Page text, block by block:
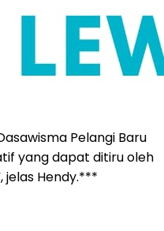
Pelangi Baru
yang dapat ditiru oleh
Hendy.***